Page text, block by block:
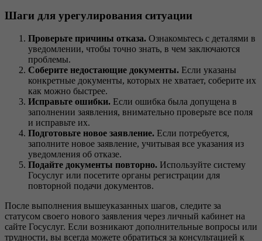
Шаги для урегулирования ситуации
Проверьте причины отказа. Ознакомьтесь с деталями в
уведомлении, чтобы точно знать, в чем заключаются
проблемы.
Соберите недостающие документы. Если указаны
конкретные документы, которых не хватает, соберите их
как можно быстрее.
Исправьте ошибки. Если ошибка была допущена в
заполнении заявления, внимательно проверьте все поля
и исправьте их.
Подготовьте новое заявление. Если потребуется,
заполните новое заявление, учитывая все указания из
уведомления об отказе.
Подайте документы повторно. Используйте систему
Госуслуг или посетите органы регистрации для
повторной подачи документов.
После выполнения вышеуказанных шагов, следите за
статусом своего нового заявления через личный кабинет на
сайте Госуслуг. Если возникают дополнительные вопросы или
трудности, вы всегда можете обратиться за консультацией к